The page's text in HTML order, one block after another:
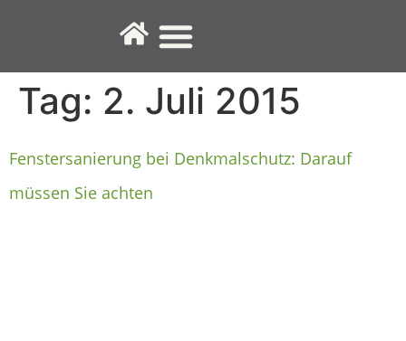
Tag: 2. Juli 2015
Fenstersanierung bei Denkmalschutz: Darauf
müssen Sie achten